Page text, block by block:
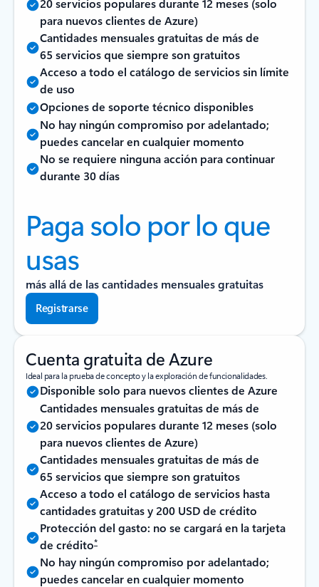
20 servicios populares durante 12 meses (solo
para nuevos clientes de Azure)
Cantidades mensuales gratuitas de más de
65 servicios que siempre son gratuitos
Acceso a todo el catálogo de servicios sin límite
de uso
Opciones de soporte técnico disponibles
No hay ningún compromiso por adelantado;
puedes cancelar en cualquier momento
No se requiere ninguna acción para continuar
durante 30 días
Paga solo por lo que
usas
más allá de las cantidades mensuales gratuitas
Registrarse
Cuenta gratuita de Azure
Ideal para la prueba de concepto y la exploración de funcionalidades.
Disponible solo para nuevos clientes de Azure
Cantidades mensuales gratuitas de más de
20 servicios populares durante 12 meses (solo
para nuevos clientes de Azure)
Cantidades mensuales gratuitas de más de
65 servicios que siempre son gratuitos
Acceso a todo el catálogo de servicios hasta
cantidades gratuitas y 200 USD de crédito
Protección del gasto: no se cargará en la tarjeta
de crédito*
No hay ningún compromiso por adelantado;
puedes cancelar en cualquier momento